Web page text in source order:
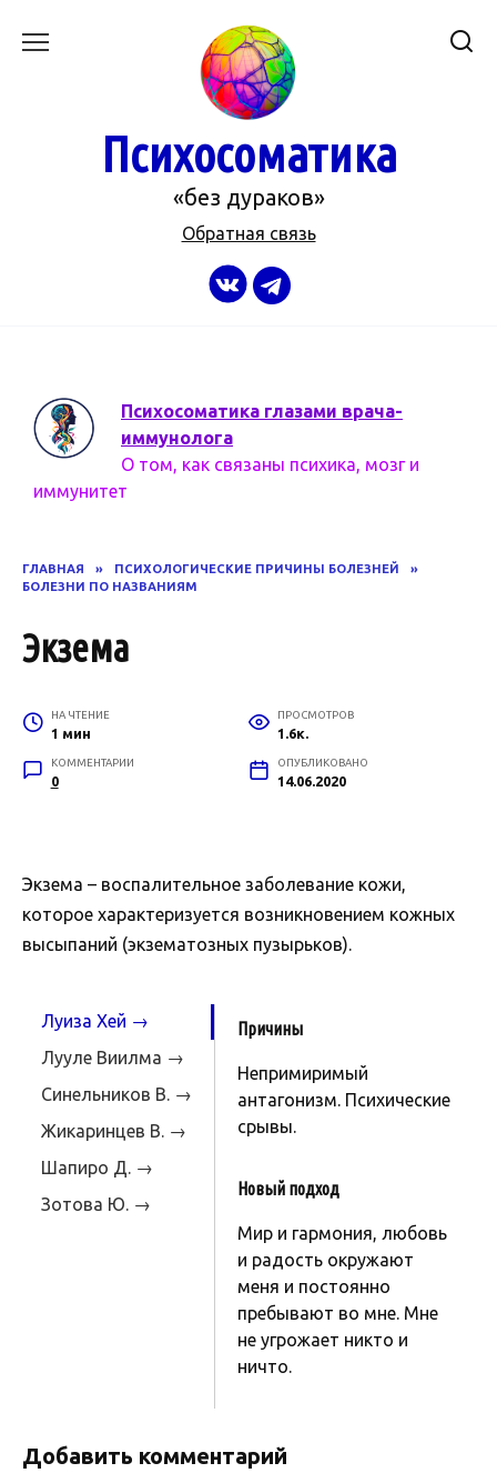
Психосоматика
«без дураков»
Обратная связь
Психосоматика глазами врача-
иммунолога
О том, как связаны психика, мозг и
иммунитет
ГЛАВНАЯ » ПСИХОЛОГИЧЕСКИЕ ПРИЧИНЫ БОЛЕЗНЕЙ
»
БОЛЕЗНИ ПО НАЗВАНИЯМ
Экзема
НА ЧТЕНИЕ
1 мин
ПРОСМОТРОВ
1.6к.
КОММЕНТАРИИ
0
ОПУБЛИКОВАНО
14.06.2020
Экзема – воспалительное заболевание кожи,
которое характеризуется возникновением кожных
высыпаний (экзематозных пузырьков).
Луиза Хей →
Лууле Виилма →
Синельников В. →
Жикаринцев В. →
Шапиро Д. →
Зотова Ю. →
Причины
Непримиримый
антагонизм. Психические
срывы.
Новый подход
Мир и гармония, любовь
и радость окружают
меня и постоянно
пребывают во мне. Мне
не угрожает никто и
ничто.
Добавить комментарий